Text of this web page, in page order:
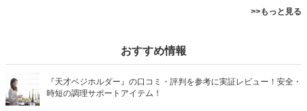
>>もっと見る
おすすめ情報
『天才ベジホルダー』の口コミ・評判を参考に実証レビュー！安全・
時短の調理サポートアイテム！